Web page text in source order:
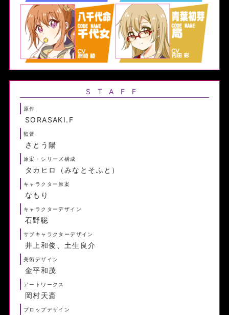
STAFF
原作
SORASAKI.F
監督
さとう陽
原案・シリーズ構成
タカヒロ（みなとそふと）
キャラクター原案
なもり
キャラクターデザイン
石野聡
サブキャラクターデザイン
井上和俊、土生良介
美術デザイン
金平和茂
アートワークス
岡村天斎
プロップデザイン